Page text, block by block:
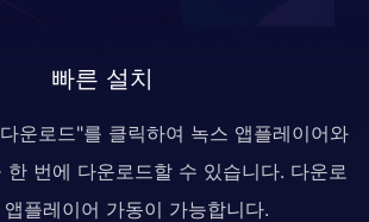
빠른 설치
운로드"를 클릭하여 녹스 앱플레이어와
한 번에 다운로드할 수 있습니다. 다운로
앱플레이어 가동이 가능합니다.